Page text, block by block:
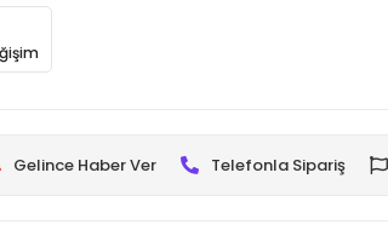
Gelince Haber Ver Telefonla Sipariş